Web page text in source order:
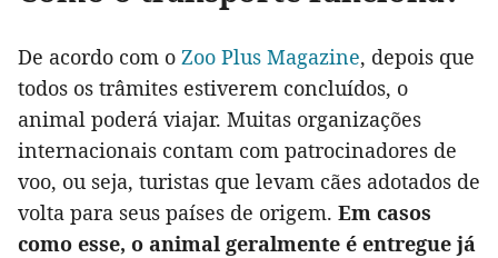
De acordo com o Zoo Plus Magazine, depois que
todos os trâmites estiverem concluídos, o
animal poderá viajar. Muitas organizações
internacionais contam com patrocinadores de
voo, ou seja, turistas que levam cães adotados de
volta para seus países de origem. Em casos
como esse, o animal geralmente é entregue já